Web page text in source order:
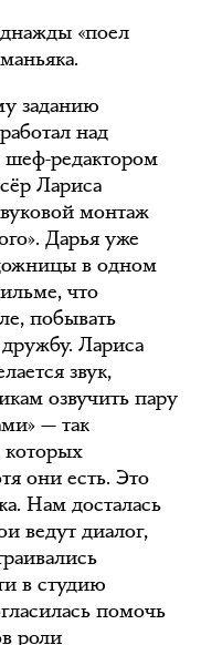
«поел
заданию
над
редактором
Лариса
монтаж
Дарья уже
в одном
что
побывать
Лариса
звук,
озвучить пару
— так
они есть. Это
Нам досталась
ведут диалог,
в студию
помочь
роли